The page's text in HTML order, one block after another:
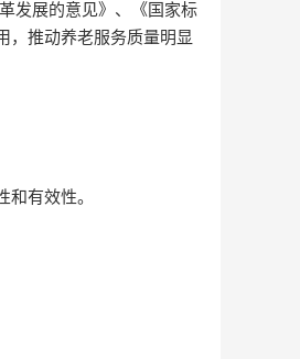
发展的意见》、《国家标
，推动养老服务质量明显
有效性。